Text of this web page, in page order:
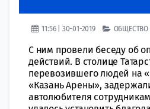
11:56 | 30-01-2019 ОБЩЕСТВО
С ним провели беседу об
действий. В столице
перевозившего людей на
«Казань Арены»,
автолюбителя